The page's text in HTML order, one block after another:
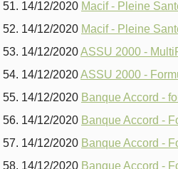
14/12/2020 Macif - Pleine
14/12/2020 Macif - Pleine
14/12/2020ASSU 2000 -
14/12/2020ASSU 2000 -
14/12/2020 Banque Accord -
14/12/2020 Banque Accord -
14/12/2020 Banque Accord -
14/12/2020 Banque Accord -